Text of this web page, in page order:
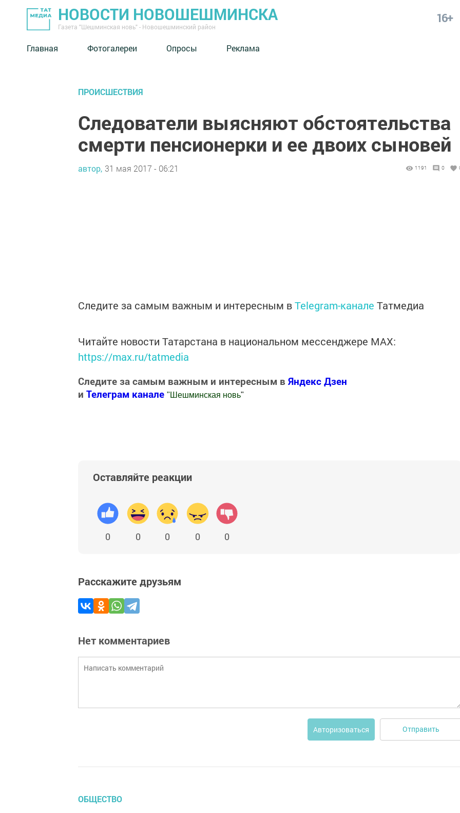
НОВОСТИ НОВОШЕШМИНСКА
Газета "Шешминская новь" - Новошешминский район
16+
Главная Фотогалереи Опросы Реклама
ПРОИСШЕСТВИЯ
Следователи выясняют обстоятельства
смерти пенсионерки и ее двоих сыновей
автор, 31 мая 2017 - 06:21 1191 0
Следите за самым важным и интересным вTelegram-канале Татмедиа
Читайте новости Татарстана в национальном мессенджере MАХ:
https://max.ru/tatmedia
Следите за самым важным и интересным в Яндекс Дзен
и Телеграм канале " Шешминская новь"
Оставляйте реакции
0 0 0 0 0
Расскажите друзьям
Нет комментариев
Авторизоваться Отправить
ОБЩЕСТВО